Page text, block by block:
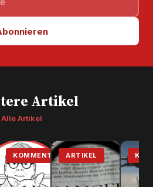
Artikel
Alle Artikel
KOMMENTAR ARTIKEL